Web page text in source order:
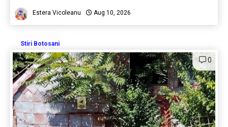
Estera Vicoleanu Aug 10, 2026
Stiri Botosani
0